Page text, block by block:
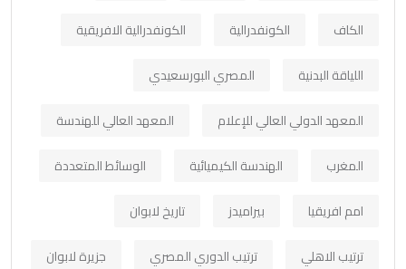
الكاف
الكونفدرالية
الكونفدرالية الافريقية
اللياقة البدنية
المصري البورسعيدي
المعهد الدولي العالي للإعلام
المعهد العالي للهندسة
المغرب
الهندسة الكيميائية
الوسائط المتعددة
امم افريقيا
بيراميدز
تاريخ لابوان
ترتيب الاهلي
ترتيب الدوري المصري
جزيرة لابوان